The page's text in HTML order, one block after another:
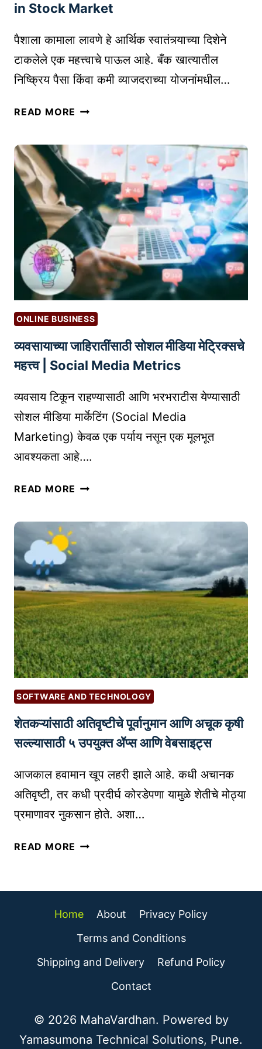
A
T
A
T
P
I
N
I
A
तु
च्या
व्य
व
या
का
र्य
क्ष
ता
वा
ढ
वा
in Stock Market
पैशाला कामाला लावणे हे आर्थिक स्वातंत्र्याच्या दिशेने
टाकलेले एक महत्त्वाचे पाऊल आहे. बँक खात्यातील
निष्क्रिय पैसा किंवा कमी व्याजदराच्या योजनांमधील…
READ MORE शे
र्के
म
ध्ये
गुं
त
व
णू
क
:
प्र
का
र
फा
दे
आ
णि
म
सा
यो
ग्य
प
र्या
य
|
I
N
V
E
T
M
N
Y
E
S
O
C
R
K
ONLINE BUSINESS
व्यवसायाच्या जाहिरातींसाठी सोशल मीडिया मेट्रिक्सचे
महत्त्व | Social Media Metrics
व्यवसाय टिकून राहण्यासाठी आणि भरभराटीस येण्यासाठी
सोशल मीडिया मार्केटिंग (Social Media
Marketing) केवळ एक पर्याय नसून एक मूलभूत
आवश्यकता आहे….
READ MORE व्य
च्या
जा
हि
रा
तीं
सा
ठी
सो
श
ल
मी
डि
या
ट्रि
क्स
चे
म
त्त्व
C
A
L
I
A
SOFTWARE AND TECHNOLOGY
शेतकऱ्यांसाठी अतिवृष्टीचे पूर्वानुमान आणि अचूक कृषी
सल्ल्यासाठी ५ उपयुक्त ॲप्स आणि वेबसाइट्स
आजकाल हवामान खूप लहरी झाले आहे. कधी अचानक
अतिवृष्टी, तर कधी प्रदीर्घ कोरडेपणा यामुळे शेतीचे मोठ्या
प्रमाणावर नुकसान होते. अशा…
READ MORE शे
ऱ्यां
ठी
अ
वृ
पू
Home About
Privacy Policy
Terms and Conditions
Shipping and Delivery
Refund Policy
Contact
© 2026 MahaVardhan. Powered by
Yamasumona Technical Solutions, Pune.